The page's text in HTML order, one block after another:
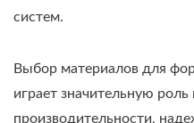
систем.
Выбор материалов для
играет значительную
производительности,